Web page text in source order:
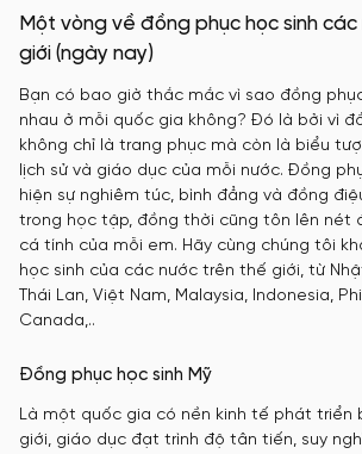
Một vòng về đồng phục học sinh
giới (ngày nay)
Bạn có bao giờ thắc mắc vì sao đồng
nhau ở mỗi quốc gia không? Đó là bởi vì
không chỉ là trang phục mà còn là biểu
lịch sử và giáo dục của mỗi nước. Đồng
hiện sự nghiêm túc, bình đẳng và đồng
trong học tập, đồng thời cũng tôn lên nét
cá tính của mỗi em. Hãy cùng chúng tôi
học sinh của các nước trên thế giới, từ
Thái Lan, Việt Nam, Malaysia, Indonesia,
Canada,..
Đồng phục học sinh Mỹ
Là một quốc gia có nền kinh tế phát triển
giới, giáo dục đạt trình độ tân tiến, suy